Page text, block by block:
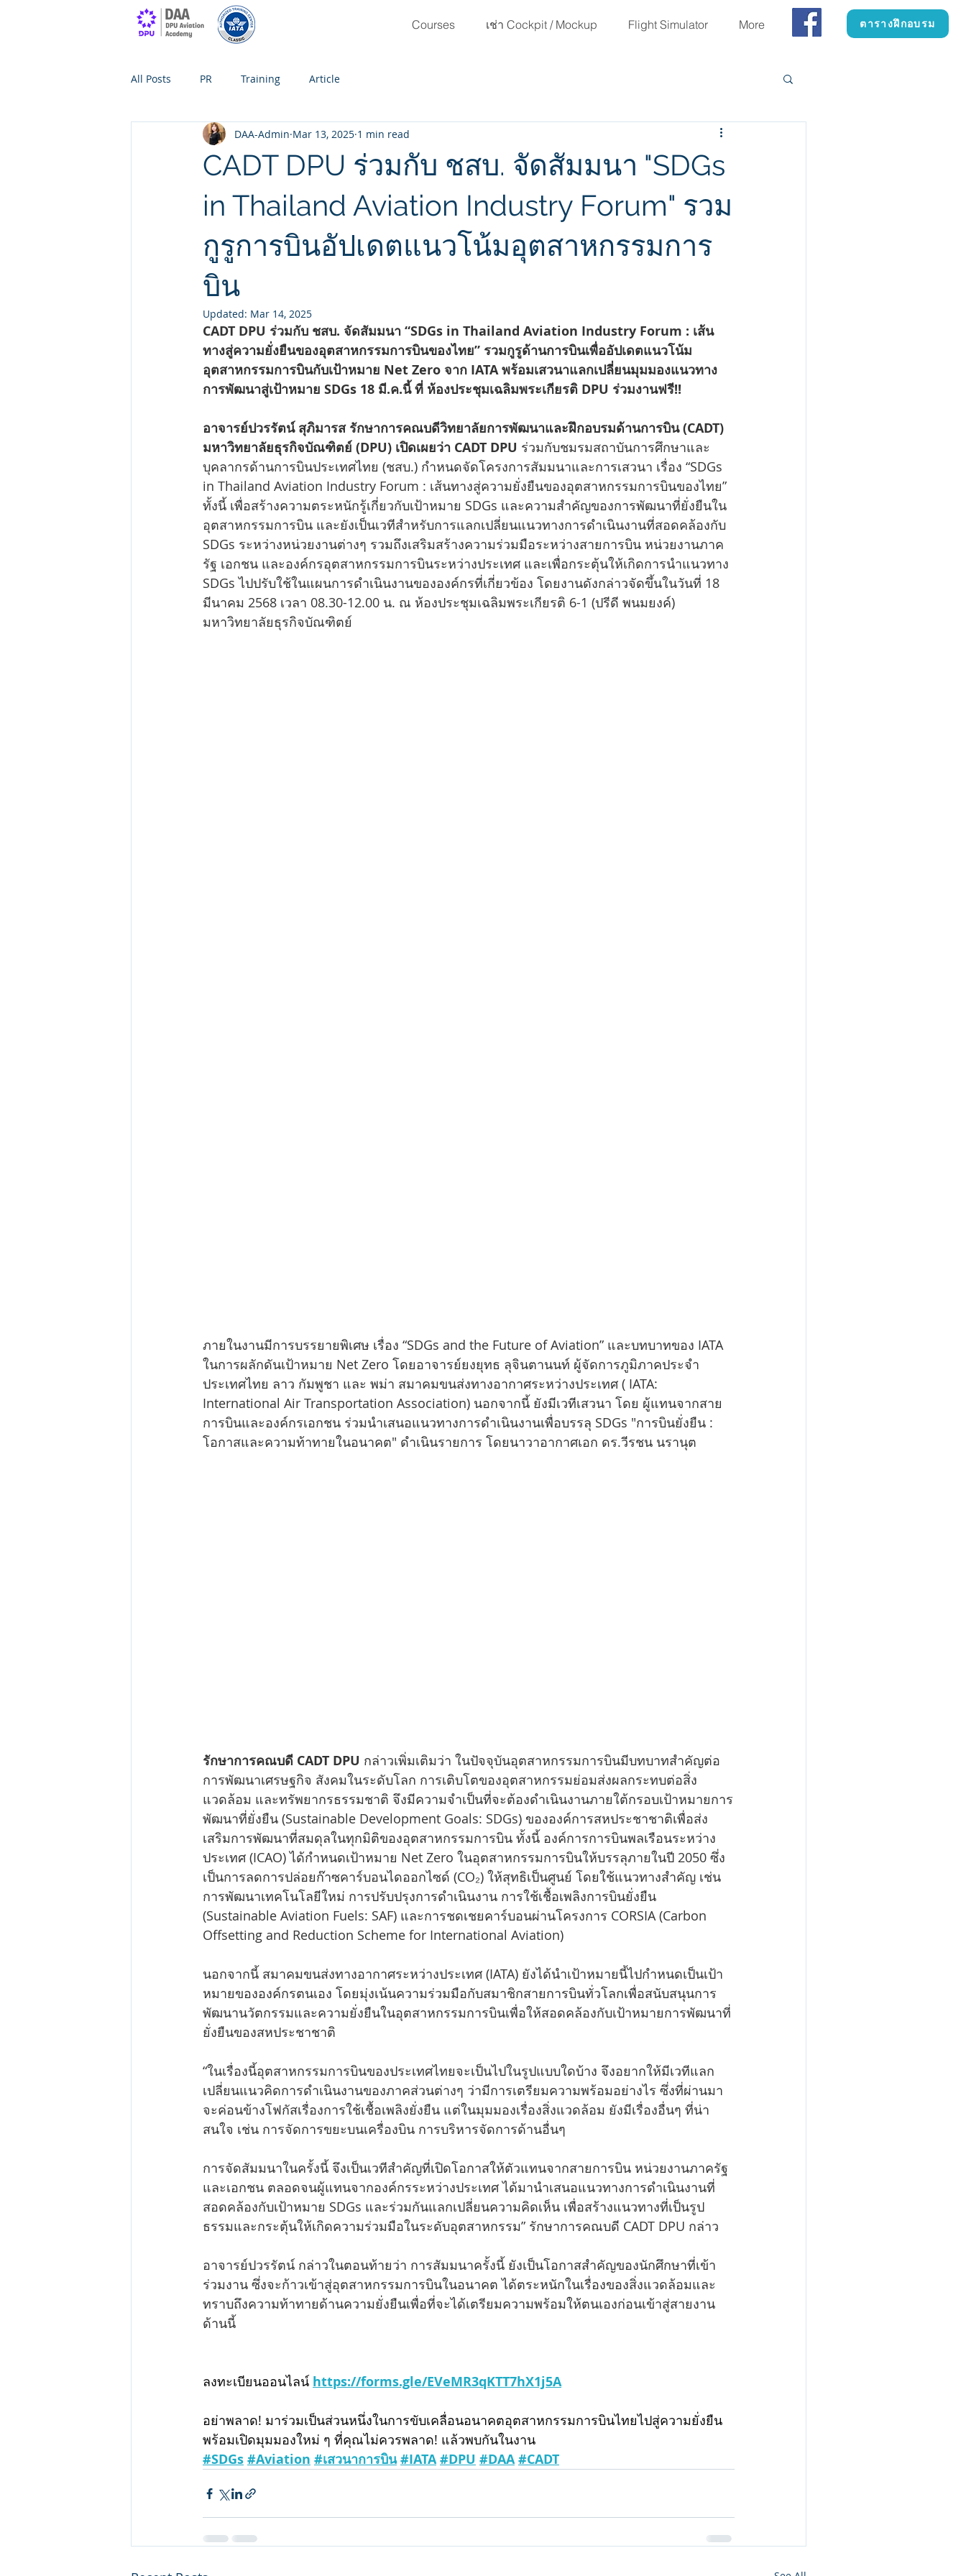
Courses เช่า Cockpit / Mockup Flight Simulator More ตารางฝึกอบรม
All Posts PR Training Article
CADT DPU ร่วมกับ ชสบ. จัดสัมมนา "SDGs
in Thailand Aviation Industry Forum" รวม
กูรูการบินอัปเดตแนวโน้มอุตสาหกรรมการ
บิน
DAA-Admin Mar 13, 2025 1 min read
Updated: Mar 14, 2025
CADT DPU ร่วมกับ ชสบ. จัดสัมมนา “SDGs in Thailand Aviation Industry Forum : เส้น
ทางสู่ความยั่งยืนของอุตสาหกรรมการบินของไทย” รวมกูรูด้านการบินเพื่ออัปเดตแนวโน้ม
อุตสาหกรรมการบินกับเป้าหมาย Net Zero จาก IATA พร้อมเสวนาแลกเปลี่ยนมุมมองแนวทาง
การพัฒนาสู่เป้าหมาย SDGs 18 มี.ค.นี้ ที่ ห้องประชุมเฉลิมพระเกียรติ DPU ร่วมงานฟรี!!
อาจารย์ปวรรัตน์ สุภิมารส รักษาการคณบดีวิทยาลัยการพัฒนาและฝึกอบรมด้านการบิน (CADT)
มหาวิทยาลัยธุรกิจบัณฑิตย์ (DPU) เปิดเผยว่า CADT DPU ร่วมกับชมรมสถาบันการศึกษาและ
บุคลากรด้านการบินประเทศไทย (ชสบ.) กำหนดจัดโครงการสัมมนาและการเสวนา เรื่อง “SDGs
in Thailand Aviation Industry Forum : เส้นทางสู่ความยั่งยืนของอุตสาหกรรมการบินของไทย”
ทั้งนี้ เพื่อสร้างความตระหนักรู้เกี่ยวกับเป้าหมาย SDGs และความสำคัญของการพัฒนาที่ยั่งยืนใน
อุตสาหกรรมการบิน และยังเป็นเวทีสำหรับการแลกเปลี่ยนแนวทางการดำเนินงานที่สอดคล้องกับ
SDGs ระหว่างหน่วยงานต่างๆ รวมถึงเสริมสร้างความร่วมมือระหว่างสายการบิน หน่วยงานภาค
รัฐ เอกชน และองค์กรอุตสาหกรรมการบินระหว่างประเทศ และเพื่อกระตุ้นให้เกิดการนำแนวทาง
SDGs ไปปรับใช้ในแผนการดำเนินงานขององค์กรที่เกี่ยวข้อง โดยงานดังกล่าวจัดขึ้นในวันที่ 18
มีนาคม 2568 เวลา 08.30-12.00 น. ณ ห้องประชุมเฉลิมพระเกียรติ 6-1 (ปรีดี พนมยงค์)
มหาวิทยาลัยธุรกิจบัณฑิตย์
ภายในงานมีการบรรยายพิเศษ เรื่อง “SDGs and the Future of Aviation” และบทบาทของ IATA
ในการผลักดันเป้าหมาย Net Zero โดยอาจารย์ยงยุทธ ลุจินตานนท์ ผู้จัดการภูมิภาคประจำ
ประเทศไทย ลาว กัมพูชา และ พม่า สมาคมขนส่งทางอากาศระหว่างประเทศ ( IATA:
International Air Transportation Association) นอกจากนี้ ยังมีเวทีเสวนา โดย ผู้แทนจากสาย
การบินและองค์กรเอกชน ร่วมนำเสนอแนวทางการดำเนินงานเพื่อบรรลุ SDGs "การบินยั่งยืน :
โอกาสและความท้าทายในอนาคต" ดำเนินรายการ โดยนาวาอากาศเอก ดร.วีรชน นรานุต
รักษาการคณบดี CADT DPU กล่าวเพิ่มเติมว่า ในปัจจุบันอุตสาหกรรมการบินมีบทบาทสำคัญต่อ
การพัฒนาเศรษฐกิจ สังคมในระดับโลก การเติบโตของอุตสาหกรรมย่อมส่งผลกระทบต่อสิ่ง
แวดล้อม และทรัพยากรธรรมชาติ จึงมีความจำเป็นที่จะต้องดำเนินงานภายใต้กรอบเป้าหมายการ
พัฒนาที่ยั่งยืน (Sustainable Development Goals: SDGs) ขององค์การสหประชาชาติเพื่อส่ง
เสริมการพัฒนาที่สมดุลในทุกมิติของอุตสาหกรรมการบิน ทั้งนี้ องค์การการบินพลเรือนระหว่าง
ประเทศ (ICAO) ได้กำหนดเป้าหมาย Net Zero ในอุตสาหกรรมการบินให้บรรลุภายในปี 2050 ซึ่ง
เป็นการลดการปล่อยก๊าซคาร์บอนไดออกไซด์ (CO₂) ให้สุทธิเป็นศูนย์ โดยใช้แนวทางสำคัญ เช่น
การพัฒนาเทคโนโลยีใหม่ การปรับปรุงการดำเนินงาน การใช้เชื้อเพลิงการบินยั่งยืน
(Sustainable Aviation Fuels: SAF) และการชดเชยคาร์บอนผ่านโครงการ CORSIA (Carbon
Offsetting and Reduction Scheme for International Aviation)
นอกจากนี้ สมาคมขนส่งทางอากาศระหว่างประเทศ (IATA) ยังได้นำเป้าหมายนี้ไปกำหนดเป็นเป้า
หมายขององค์กรตนเอง โดยมุ่งเน้นความร่วมมือกับสมาชิกสายการบินทั่วโลกเพื่อสนับสนุนการ
พัฒนานวัตกรรมและความยั่งยืนในอุตสาหกรรมการบินเพื่อให้สอดคล้องกับเป้าหมายการพัฒนาที่
ยั่งยืนของสหประชาชาติ
“ในเรื่องนี้อุตสาหกรรมการบินของประเทศไทยจะเป็นไปในรูปแบบใดบ้าง จึงอยากให้มีเวทีแลก
เปลี่ยนแนวคิดการดำเนินงานของภาคส่วนต่างๆ ว่ามีการเตรียมความพร้อมอย่างไร ซึ่งที่ผ่านมา
จะค่อนข้างโฟกัสเรื่องการใช้เชื้อเพลิงยั่งยืน แต่ในมุมมองเรื่องสิ่งแวดล้อม ยังมีเรื่องอื่นๆ ที่น่า
สนใจ เช่น การจัดการขยะบนเครื่องบิน การบริหารจัดการด้านอื่นๆ
การจัดสัมมนาในครั้งนี้ จึงเป็นเวทีสำคัญที่เปิดโอกาสให้ตัวแทนจากสายการบิน หน่วยงานภาครัฐ
และเอกชน ตลอดจนผู้แทนจากองค์กรระหว่างประเทศ ได้มานำเสนอแนวทางการดำเนินงานที่
สอดคล้องกับเป้าหมาย SDGs และร่วมกันแลกเปลี่ยนความคิดเห็น เพื่อสร้างแนวทางที่เป็นรูป
ธรรมและกระตุ้นให้เกิดความร่วมมือในระดับอุตสาหกรรม” รักษาการคณบดี CADT DPU กล่าว
อาจารย์ปวรรัตน์ กล่าวในตอนท้ายว่า การสัมมนาครั้งนี้ ยังเป็นโอกาสสำคัญของนักศึกษาที่เข้า
ร่วมงาน ซึ่งจะก้าวเข้าสู่อุตสาหกรรมการบินในอนาคต ได้ตระหนักในเรื่องของสิ่งแวดล้อมและ
ทราบถึงความท้าทายด้านความยั่งยืนเพื่อที่จะได้เตรียมความพร้อมให้ตนเองก่อนเข้าสู่สายงาน
ด้านนี้
ลงทะเบียนออนไลน์ https://forms.gle/EVeMR3qKTT7hX1j5A
อย่าพลาด! มาร่วมเป็นส่วนหนึ่งในการขับเคลื่อนอนาคตอุตสาหกรรมการบินไทยไปสู่ความยั่งยืน
พร้อมเปิดมุมมองใหม่ ๆ ที่คุณไม่ควรพลาด! แล้วพบกันในงาน
#SDGs #Aviation #เสวนาการบิน #IATA #DPU #DAA #CADT